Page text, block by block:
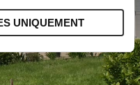
UNIQUEMENT